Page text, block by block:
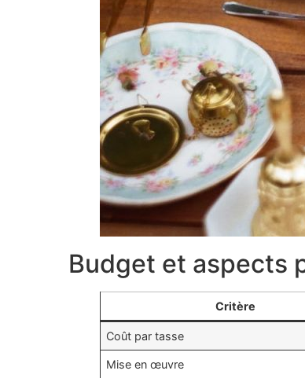
Budget et aspects
Critère
Coût par tasse
Mise en œuvre